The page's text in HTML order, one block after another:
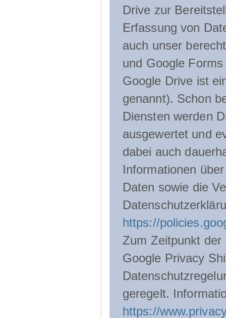
Drive zur
Erfassung von
auch unser
und Google
Google Drive ist
genannt). Schon
Diensten werden
ausgewertet und
dabei auch
Informationen
Daten sowie die
https://
Zum Zeitpunkt der
Google Privacy
geregelt.
https://